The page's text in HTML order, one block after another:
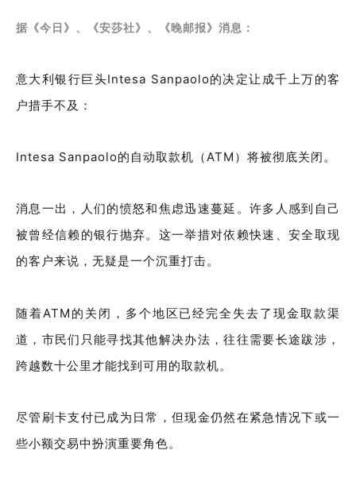
据《今日》、《安莎社》、《晚邮报》消息：
意大利银行巨头Intesa Sanpaolo的决定让成千上万的客
户措手不及：
Intesa Sanpaolo的自动取款机（ATM）将被彻底关闭。
消息一出，人们的愤怒和焦虑迅速蔓延。许多人感到自己
被曾经信赖的银行抛弃。这一举措对依赖快速、安全取现
的客户来说，无疑是一个沉重打击。
随着ATM的关闭，多个地区已经完全失去了现金取款渠
道，市民们只能寻找其他解决办法，往往需要长途跋涉，
跨越数十公里才能找到可用的取款机。
尽管刷卡支付已成为日常，但现金仍然在紧急情况下或一
些小额交易中扮演重要角色。